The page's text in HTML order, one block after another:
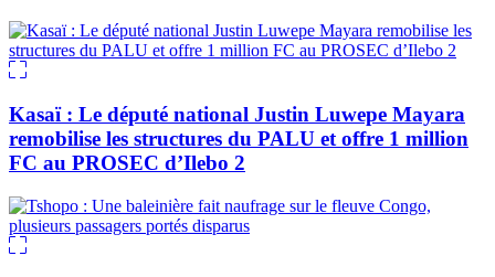
Kasaï : Le député national Justin Luwepe Mayara
remobilise les structures du PALU et offre 1 million
FC au PROSEC d’Ilebo 2